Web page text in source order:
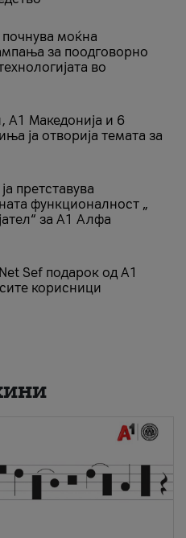
моќна
за поодговорно
во
A1 Македонија и 6
ја отворија темата за
претставува
функционалност „
за А1 Алфа
Sеf подарок од А1
корисници